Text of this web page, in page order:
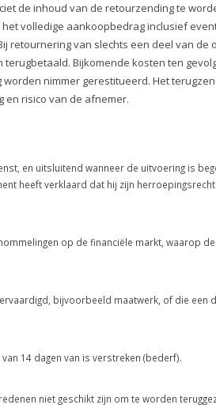
de inhoud van de retourzending te
volledige aankoopbedrag inclusief
retournering van slechts een deel van de
Bijkomende kosten ten
nimmer gerestitueerd. Het
en risico van de afnemer.
en uitsluitend wanneer de uitvoering is
heeft verklaard dat hij zijn
op de financiële markt, waarop
bijvoorbeeld maatwerk, of die een
14 dagen van is verstreken (bederf).
niet geschikt zijn om te worden